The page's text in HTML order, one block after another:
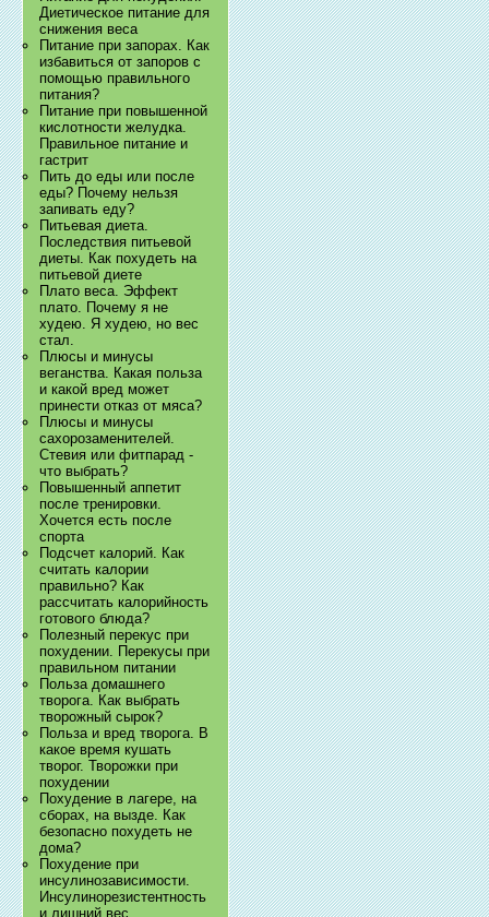
Диетическое питание для
снижения веса
Питание при запорах. Как
избавиться от запоров с
помощью правильного
питания?
Питание при повышенной
кислотности желудка.
Правильное питание и
гастрит
Пить до еды или после
еды? Почему нельзя
запивать еду?
Питьевая диета.
Последствия питьевой
диеты. Как похудеть на
питьевой диете
Плато веса. Эффект
плато. Почему я не
худею. Я худею, но вес
стал.
Плюсы и минусы
веганства. Какая польза
и какой вред может
принести отказ от мяса?
Плюсы и минусы
сахорозаменителей.
Стевия или фитпарад -
что выбрать?
Повышенный аппетит
после тренировки.
Хочется есть после
спорта
Подсчет калорий. Как
считать калории
правильно? Как
рассчитать калорийность
готового блюда?
Полезный перекус при
похудении. Перекусы при
правильном питании
Польза домашнего
творога. Как выбрать
творожный сырок?
Польза и вред творога. В
какое время кушать
творог. Творожки при
похудении
Похудение в лагере, на
сборах, на вызде. Как
безопасно похудеть не
дома?
Похудение при
инсулинозависимости.
Инсулинорезистентность
и лишний вес